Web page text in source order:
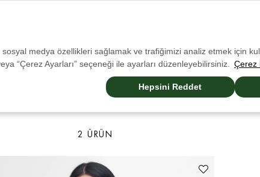
medya özellikleri sağlamak ve trafiğimizi analiz etmek için
“Çerez Ayarları” seçeneği ile ayarları düzenleyebilirsiniz.
Çerez
Hepsini Reddet
Barbour DogsBarbour Internatıonal
2 ÜRÜN